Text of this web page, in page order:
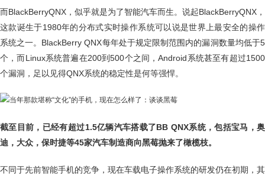
而BlackBerryQNX，似乎就是为了智能汽车而生。说起BlackBerryQNX，
这款诞生于1980年的分布式实时操作系统可以说是世界上最安全的操作
系统之一。BlackBerry QNX每年处于规定限制范围内的漏洞数量均低于5
个，而Linux系统普遍在200到500个之间，Android系统甚至有超过1500
个漏洞，足以见得QNX系统的稳定性是何等强悍。
截至目前，已经有超过1.5亿辆汽车搭载了BB QNX系统，包括宝马，奥
迪，大众，保时捷等45家汽车制造商向黑莓抛来了橄榄枝。
不同于先前智能手机的竞争，现在车载电子操作系统的研发仍在初期，其